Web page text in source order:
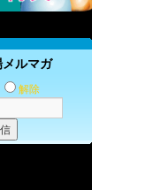
ルマガ
解除